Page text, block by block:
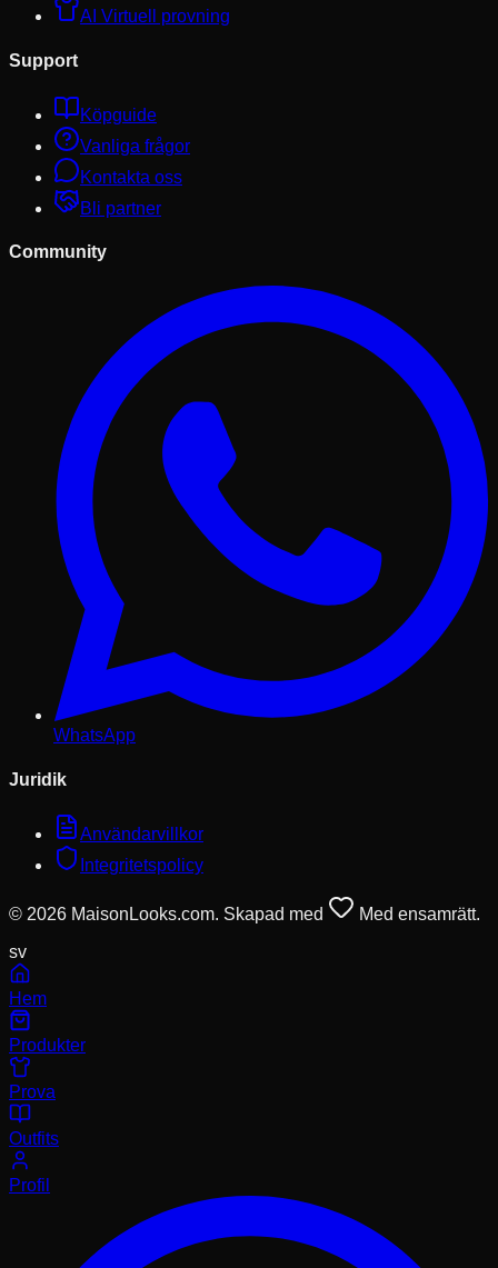
AI Virtuell provning
Support
Köpguide
Vanliga frågor
Kontakta oss
Bli partner
Community
WhatsApp
Juridik
Användarvillkor
Integritetspolicy
© 2026 MaisonLooks.com. Skapad med
Med ensamrätt.
sv
Hem
Produkter
Prova
Outfits
Profil